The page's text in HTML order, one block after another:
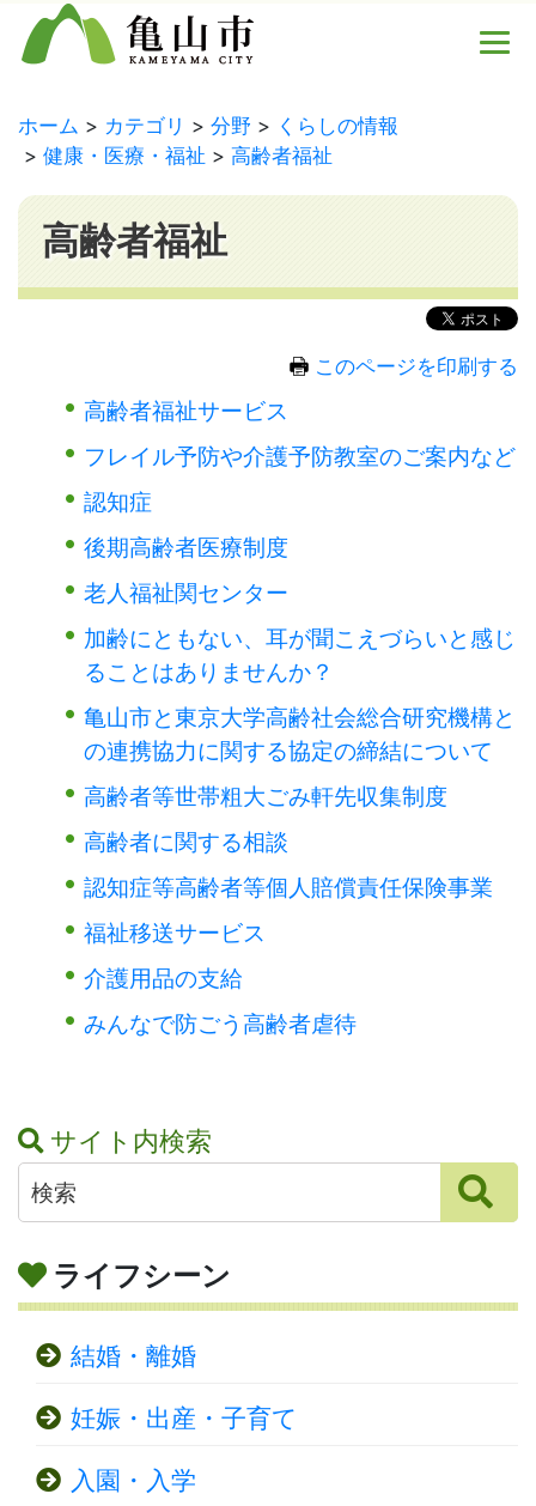
ホーム カテゴリ 分野
くらしの情報
健康・医療・福祉
高齢者福祉
高齢者福祉
このページを印刷する
高齢者福祉サービス
フレイル予防や介護予防教室のご案内など
認知症
後期高齢者医療制度
老人福祉関センター
加齢にともない、耳が聞こえづらいと感じ
ることはありませんか？
亀山市と東京大学高齢社会総合研究機構と
の連携協力に関する協定の締結について
高齢者等世帯粗大ごみ軒先収集制度
高齢者に関する相談
認知症等高齢者等個人賠償責任保険事業
福祉移送サービス
介護用品の支給
みんなで防ごう高齢者虐待
サイト内検索
ライフシーン
結婚・離婚
妊娠・出産・子育て
入園・入学